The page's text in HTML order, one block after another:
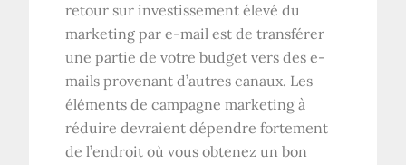
retour sur investissement élevé du
marketing par e-mail est de transférer
une partie de votre budget vers des e-
mails provenant d’autres canaux. Les
éléments de campagne marketing à
réduire devraient dépendre fortement
de l’endroit où vous obtenez un bon